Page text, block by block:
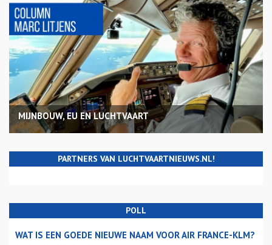
MIJNBOUW, EU EN LUCHTVAART
PARTNERS VAN LUCHTVAARTNIEUWS.NL!
POLL
WAT IS EEN GOEDE NIEUWE NAAM VOOR AIR FRANCE-KLM?